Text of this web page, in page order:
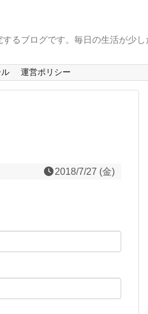
るブログです。毎日の生活が少
運営ポリシー
2018/7/27 (金)